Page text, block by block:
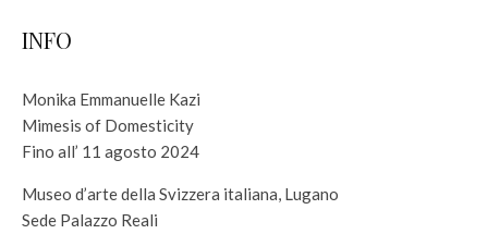
INFO
Monika Emmanuelle Kazi
Mimesis of Domesticity
Fino all’ 11 agosto 2024
Museo d’arte della Svizzera italiana, Lugano
Sede Palazzo Reali